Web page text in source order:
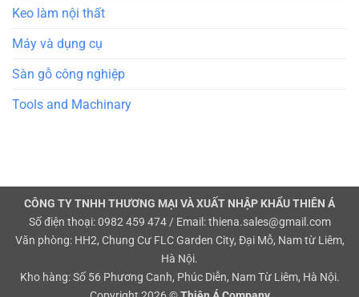
Keo làm nội thất
Máy và dụng cụ
Sàn gỗ công nghiệp
Tools and Machinary
CÔNG TY TNHH THƯƠNG MẠI VÀ XUẤT NHẬP KHẨU THIÊN Á
Số điện thoại: 0982 459 474 / Email: thiena.sales@gmail.com
Văn phòng: HH2, Chung Cư FLC Garden City, Đại Mỗ, Nam từ Liêm,
Hà Nội.
Kho hàng: Số 56 Phương Canh, Phúc Diễn, Nam Từ Liêm, Hà Nội.